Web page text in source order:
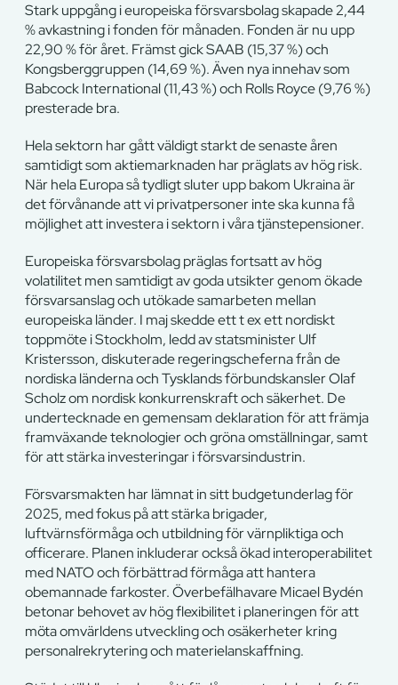
Stark uppgång i europeiska försvarsbolag skapade 2,44
% avkastning i fonden för månaden. Fonden är nu upp
22,90 % för året. Främst gick SAAB (15,37 %) och
Kongsberggruppen (14,69 %). Även nya innehav som
Babcock International (11,43 %) och Rolls Royce (9,76 %)
presterade bra.
Hela sektorn har gått väldigt starkt de senaste åren
samtidigt som aktiemarknaden har präglats av hög risk.
När hela Europa så tydligt sluter upp bakom Ukraina är
det förvånande att vi privatpersoner inte ska kunna få
möjlighet att investera i sektorn i våra tjänstepensioner.
Europeiska försvarsbolag präglas fortsatt av hög
volatilitet men samtidigt av goda utsikter genom ökade
försvarsanslag och utökade samarbeten mellan
europeiska länder. I maj skedde ett t ex ett nordiskt
toppmöte i Stockholm, ledd av statsminister Ulf
Kristersson, diskuterade regeringscheferna från de
nordiska länderna och Tysklands förbundskansler Olaf
Scholz om nordisk konkurrenskraft och säkerhet. De
undertecknade en gemensam deklaration för att främja
framväxande teknologier och gröna omställningar, samt
för att stärka investeringar i försvarsindustrin.
Försvarsmakten har lämnat in sitt budgetunderlag för
2025, med fokus på att stärka brigader,
luftvärnsförmåga och utbildning för värnpliktiga och
officerare. Planen inkluderar också ökad interoperabilitet
med NATO och förbättrad förmåga att hantera
obemannade farkoster. Överbefälhavare Micael Bydén
betonar behovet av hög flexibilitet i planeringen för att
möta omvärldens utveckling och osäkerheter kring
personalrekrytering och materielanskaffning.